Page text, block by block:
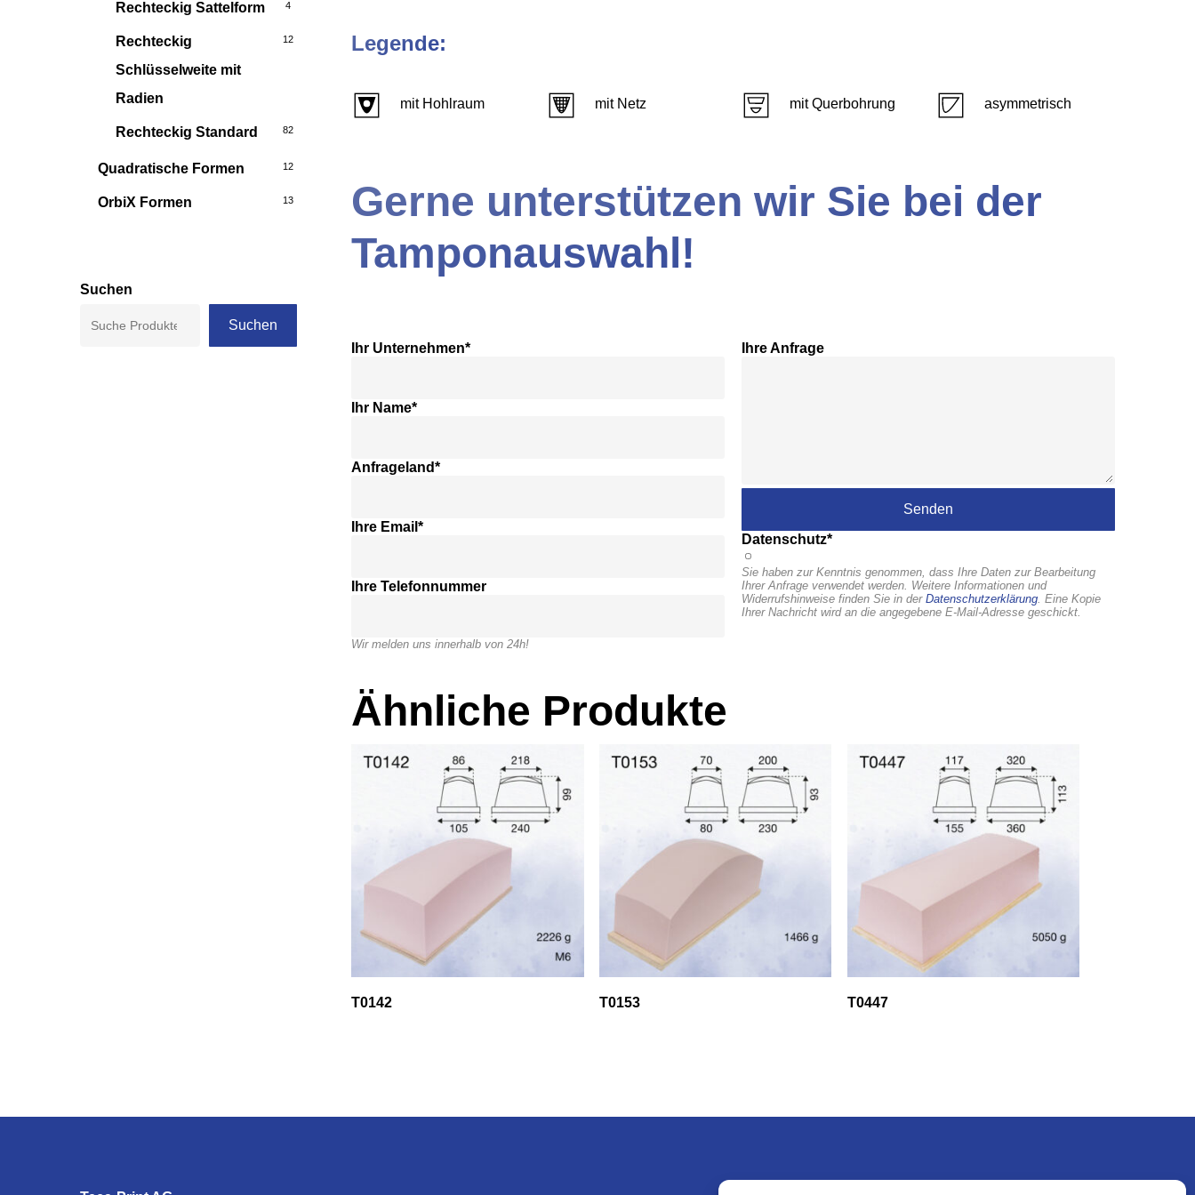
Rechteckig Sattelform 4
Rechteckig
Schlüsselweite mit
Radien
12
Rechteckig Standard 82
Quadratische Formen 12
OrbiX Formen 13
Suchen
Suchen
Legende:
mit Hohlraum mit Netz mit Querbohrung asymmetrisch
Gerne unterstützen wir Sie bei der
Tamponauswahl!
Ihr Unternehmen*
Ihr Name*
Anfrageland*
Ihre Email*
Ihre Telefonnummer
Wir melden uns innerhalb von 24h!
Ihre Anfrage
Datenschutz*
Sie haben zur Kenntnis genommen, dass Ihre Daten zur Bearbeitung
Ihrer Anfrage verwendet werden. Weitere Informationen und
Widerrufshinweise finden Sie in der Datenschutzerklärung. Eine Kopie
Ihrer Nachricht wird an die angegebene E-Mail-Adresse geschickt.
Ähnliche Produkte
T0142 T0153 T0447